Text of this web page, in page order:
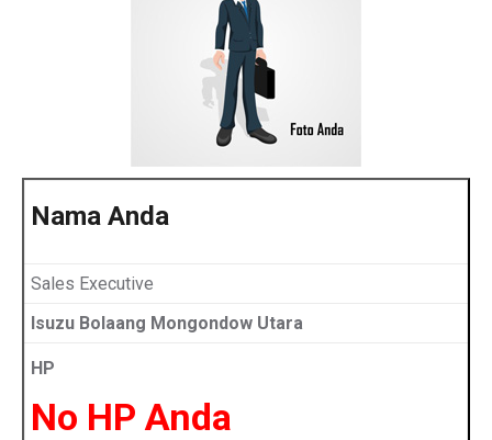
Nama Anda
Sales Executive
Isuzu Bolaang Mongondow Utara
HP
No HP Anda